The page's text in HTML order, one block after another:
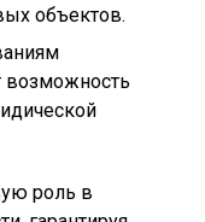
объектов.
возможность
роль в